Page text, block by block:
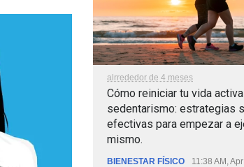
alrrededor de 4 meses
Cómo reiniciar tu vida
sedentarismo: estrategias
efectivas para empezar a
mismo.
BIENESTAR FÍSICO 11:38 AM,